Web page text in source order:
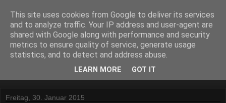
Lost Reviews From The
Archive
Was nach der Deadline übrig blieb.
Freitag, 30. Januar 2015
This site uses cookies from Google to deliver its services
and to analyze traffic. Your IP address and user-agent are
shared with Google along with performance and security
metrics to ensure quality of service, generate usage
statistics, and to detect and address abuse.
LEARN MORE GOT IT